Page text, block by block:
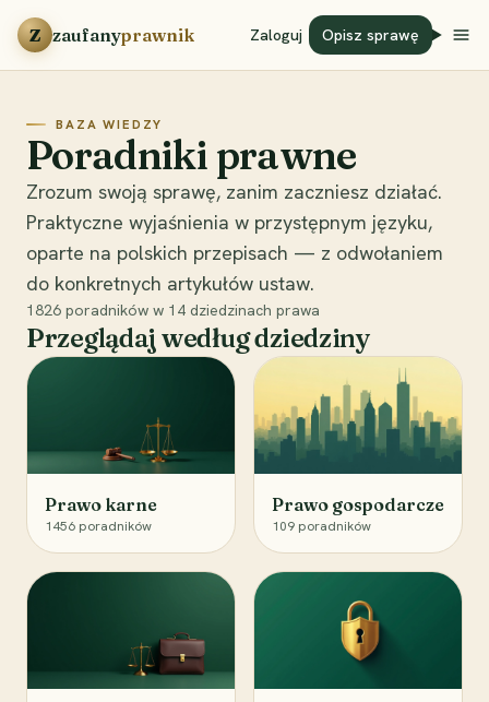
Przejdź do treści
Z zaufanyprawnik Zaloguj Opisz sprawę
BAZA WIEDZY
Poradniki prawne
Zrozum swoją sprawę, zanim zaczniesz działać.
Praktyczne wyjaśnienia w przystępnym języku,
oparte na polskich przepisach — z odwołaniem
do konkretnych artykułów ustaw.
1826 poradników w 14 dziedzinach prawa
Przeglądaj według dziedziny
Prawo karne
1456 poradników
Prawo gospodarcze
109 poradników